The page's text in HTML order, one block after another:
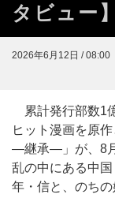
タビュー】
2026年6月12日 / 08:00
累計発行部数1
ヒット漫画を原
―継承―」が、8
乱の中にある中
年・信と、のち